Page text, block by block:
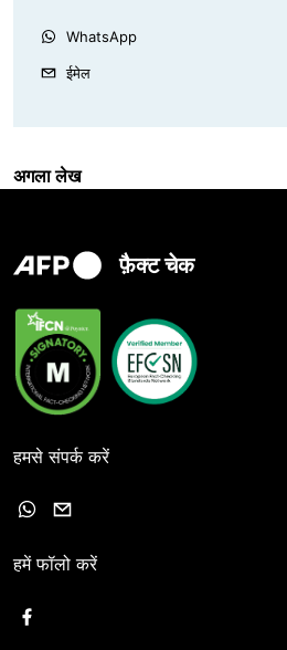
WhatsApp
ईमेल
अगला लेख
फ़ैक्ट चेक
हमसे संपर्क करें
हमें फॉलो करें